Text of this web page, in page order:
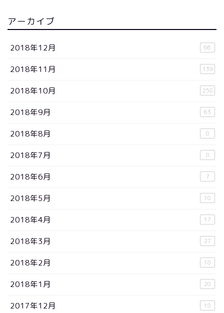
アーカイブ
2018年12月 66
2018年11月 139
2018年10月 258
2018年9月 63
2018年8月 8
2018年7月 8
2018年6月 7
2018年5月 10
2018年4月 17
2018年3月 27
2018年2月 18
2018年1月 20
2017年12月 18